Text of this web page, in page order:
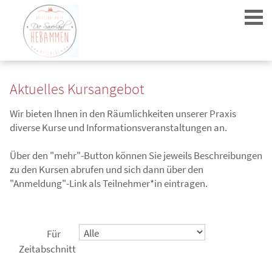
Login
Aktuelles Kursangebot
Wir bieten Ihnen in den Räumlichkeiten unserer Praxis
diverse Kurse und Informationsveranstaltungen an.
Über den "mehr"-Button können Sie jeweils Beschreibungen
zu den Kursen abrufen und sich dann über den
"Anmeldung"-Link als Teilnehmer*in eintragen.
Für
Zeitabschnitt